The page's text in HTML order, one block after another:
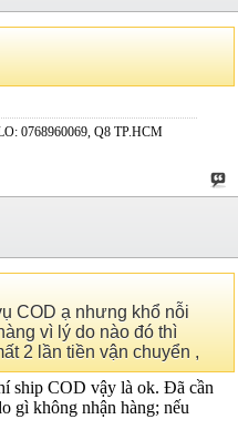
0768960069, Q8 TP.HCM
COD ạ nhưng khổ nỗi
vì lý do nào đó thì
2 lần tiền vận chuyển ,
ship COD vậy là ok. Đã cần
gì không nhận hàng; nếu